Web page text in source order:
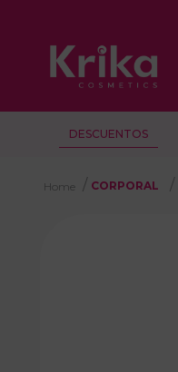
DESCUENTOS
CORPORAL